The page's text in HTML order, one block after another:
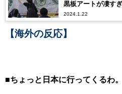
黒板アートが凄す
2024.1.22
【海外の反応】
■ちょっと日本に行ってくるわ。